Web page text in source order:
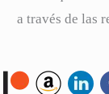
a través de las